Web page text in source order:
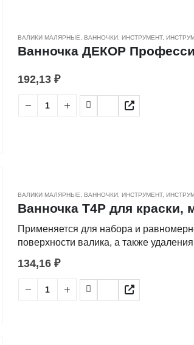
ВАЛИКИ МАЛЯРНЫЕ ВАННОЧКИ ИНСТРУМЕНТ,
Ванночка ДЕКОР
192,13 ₽
ВАЛИКИ МАЛЯРНЫЕ ВАННОЧКИ ИНСТРУМЕНТ,
Ванночка Т4Р для краски,
Применяется для набора и
поверхности валика, а также
• Изготовлена из
деформациям и растворителям.
134,16 ₽